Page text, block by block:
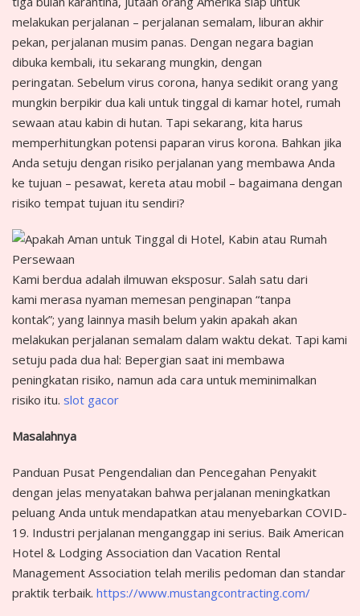
melakukan perjalanan – perjalanan semalam, liburan akhir
pekan, perjalanan musim panas. Dengan negara bagian
dibuka kembali, itu sekarang mungkin, dengan
peringatan. Sebelum virus corona, hanya sedikit orang yang
mungkin berpikir dua kali untuk tinggal di kamar hotel, rumah
sewaan atau kabin di hutan. Tapi sekarang, kita harus
memperhitungkan potensi paparan virus korona. Bahkan jika
Anda setuju dengan risiko perjalanan yang membawa Anda
ke tujuan – pesawat, kereta atau mobil – bagaimana dengan
risiko tempat tujuan itu sendiri?
Kami berdua adalah ilmuwan eksposur. Salah satu dari
kami merasa nyaman memesan penginapan “tanpa
kontak”; yang lainnya masih belum yakin apakah akan
melakukan perjalanan semalam dalam waktu dekat. Tapi kami
setuju pada dua hal: Bepergian saat ini membawa
peningkatan risiko, namun ada cara untuk meminimalkan
risiko itu. slot gacor
Masalahnya
Panduan Pusat Pengendalian dan Pencegahan Penyakit
dengan jelas menyatakan bahwa perjalanan meningkatkan
peluang Anda untuk mendapatkan atau menyebarkan COVID-
19. Industri perjalanan menganggap ini serius. Baik American
Hotel & Lodging Association dan Vacation Rental
Management Association telah merilis pedoman dan standar
praktik terbaik. https://www.mustangcontracting.com/